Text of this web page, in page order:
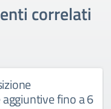
correlati
fino a 6